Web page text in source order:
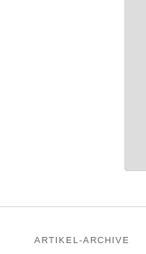
ARTIKEL-ARCHIVE